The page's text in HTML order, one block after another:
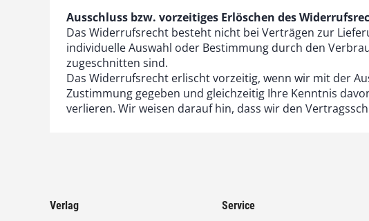
Ausschluss bzw. vorzeitiges Erlöschen des
Das Widerrufsrecht besteht nicht bei Verträgen zur
individuelle Auswahl oder Bestimmung durch den
zugeschnitten sind.
Das Widerrufsrecht erlischt vorzeitig, wenn wir mit der
Zustimmung gegeben und gleichzeitig Ihre Kenntnis
verlieren. Wir weisen darauf hin, dass wir den
Verlag
Service